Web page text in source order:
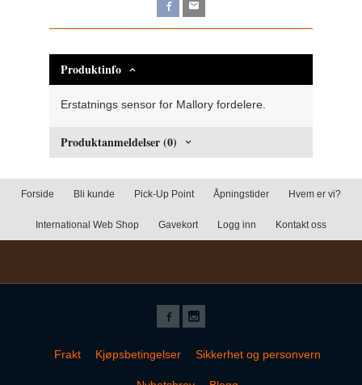
Produktinfo
Erstatnings sensor for Mallory fordelere.
Produktanmeldelser (0)
Forside Bli kunde Pick-Up Point Åpningstider Hvem er vi?
International Web Shop Gavekort Logg inn Kontakt oss
Frakt Kjøpsbetingelser Sikkerhet og personvern